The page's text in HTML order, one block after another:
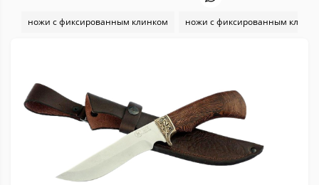
ножи с фиксированным клинком ножи с фиксированным